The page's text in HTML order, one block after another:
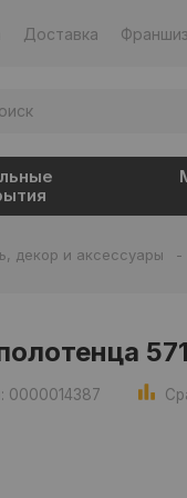
Доставка
декор и аксессуары -
0000014387